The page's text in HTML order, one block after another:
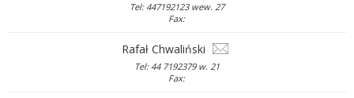
Tel: 447192123 wew. 27
Fax:
Rafał Chwaliński
Tel: 44 7192379 w. 21
Fax: